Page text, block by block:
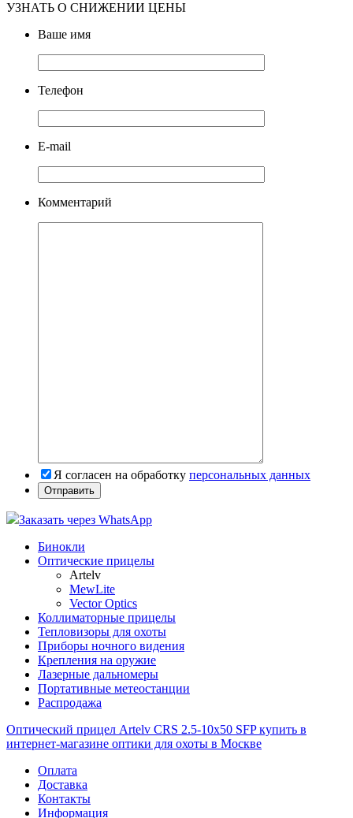
УЗНАТЬ О СНИЖЕНИИ ЦЕНЫ
Ваше имя
Телефон
E-mail
Комментарий
Я согласен на обработку персональных данных
Заказать через WhatsApp
Бинокли
Оптические прицелы
Artelv
MewLite
Vector Optics
Коллиматорные прицелы
Тепловизоры для охоты
Приборы ночного видения
Крепления на оружие
Лазерные дальномеры
Портативные метеостанции
Распродажа
Оптический прицел Artelv CRS 2.5-10x50 SFP купить в
интернет-магазине оптики для охоты в Москве
Оплата
Доставка
Контакты
Информация